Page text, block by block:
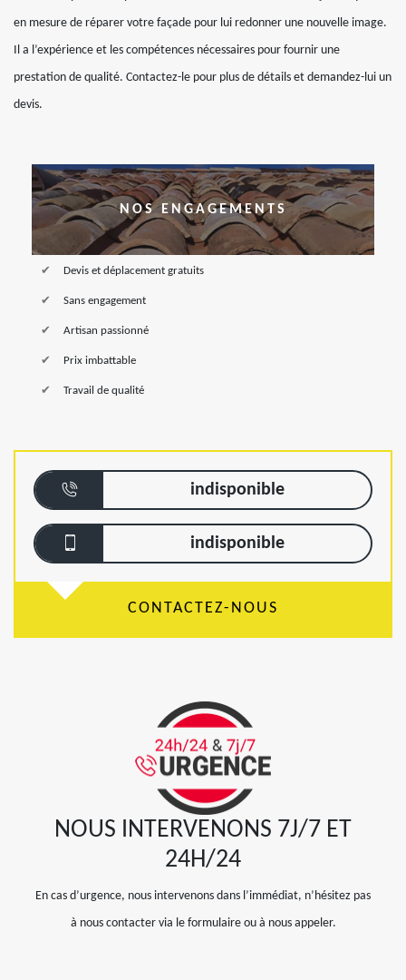
en mesure de réparer votre façade pour lui redonner une nouvelle image.
Il a l’expérience et les compétences nécessaires pour fournir une
prestation de qualité. Contactez-le pour plus de détails et demandez-lui un
devis.
NOS ENGAGEMENTS
Devis et déplacement gratuits
Sans engagement
Artisan passionné
Prix imbattable
Travail de qualité
indisponible
indisponible
CONTACTEZ-NOUS
NOUS INTERVENONS 7J/7 ET
24H/24
En cas d’urgence, nous intervenons dans l’immédiat, n’hésitez pas
à nous contacter via le formulaire ou à nous appeler.